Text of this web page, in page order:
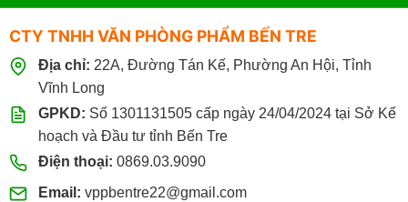
CTY TNHH VĂN PHÒNG PHẨM BẾN TRE
Địa chỉ: 22A, Đường Tán Kế, Phường An Hội, Tỉnh
Vĩnh Long
GPKD: Số 1301131505 cấp ngày 24/04/2024 tại Sở Kế
hoạch và Đầu tư tỉnh Bến Tre
Điện thoại: 0869.03.9090
Email: vppbentre22@gmail.com